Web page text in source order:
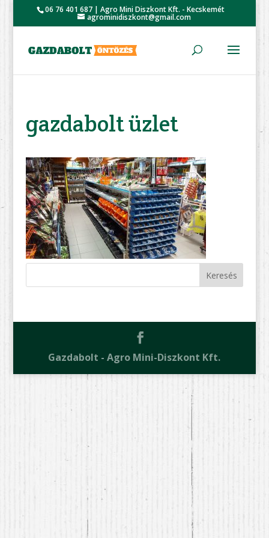
06 76 401 687 | Agro Mini Diszkont Kft. - Kecskemét
agrominidiszkont@gmail.com
gazdabolt üzlet
Gazdabolt - Agro Mini-Diszkont Kft.